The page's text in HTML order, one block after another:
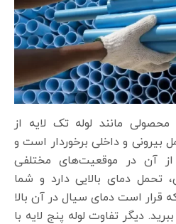
با محصولی مانند لوله تک لایه از
بیرونی و داخلی برخوردار است و
آن در موقعیت‌های مختلفی
تحمل دمای بالایی دارد و شما
قرار است دمای سیال در آن بالا
دیگر تفاوت لوله پنج لایه با